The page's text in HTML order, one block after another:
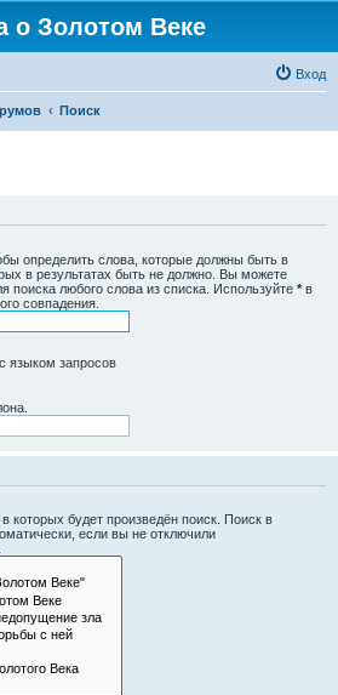
о Золотом Веке
Вход
Поиск
определить слова, которые должны быть в
в результатах быть не должно. Вы можете
поиска любого слова из списка. Используйте * в
совпадения.
языком запросов
будет произведён поиск. Поиск в
если вы не отключили